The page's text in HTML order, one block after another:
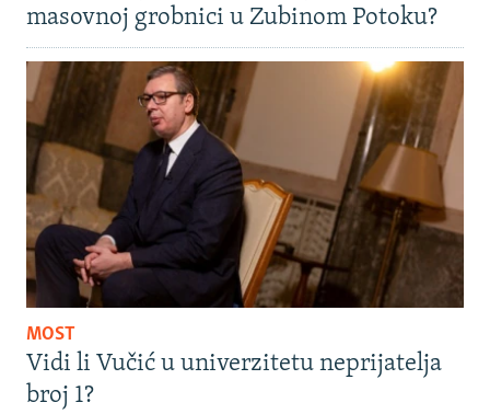
masovnoj grobnici u Zubinom Potoku?
MOST
Vidi li Vučić u univerzitetu neprijatelja
broj 1?